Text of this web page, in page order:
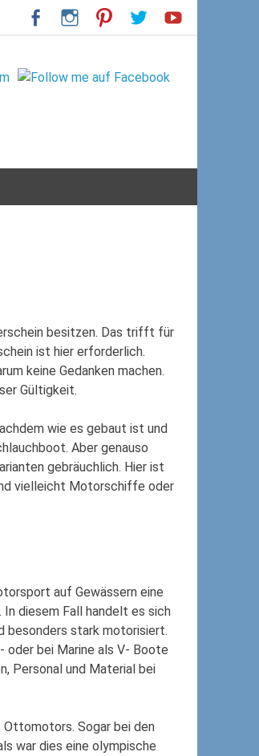
besitzen. Das trifft für
ist hier erforderlich.
keine Gedanken machen.
Gültigkeit.
wie es gebaut ist und
Aber genauso
gebräuchlich. Hier ist
vielleicht Motorschiffe oder
auf Gewässern eine
diesem Fall handelt es sich
besonders stark motorisiert.
oder bei Marine als V- Boote
Personal und Material bei
Sogar bei den
war dies eine olympische